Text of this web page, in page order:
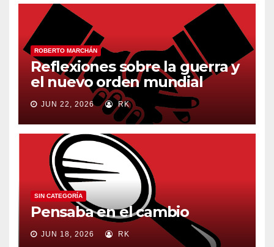
ROBERTO MARCHÁN
Reflexiones sobre la guerra y
el nuevo orden mundial
JUN 22, 2026 RK
SIN CATEGORÍA
Pensaba en el cambio
JUN 18, 2026 RK